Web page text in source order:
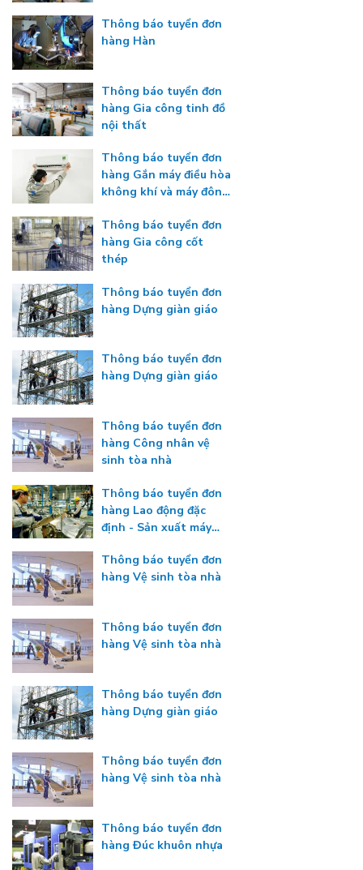
Thông báo tuyển đơn
hàng Hàn
Thông báo tuyển đơn
hàng Gia công tinh đồ
nội thất
Thông báo tuyển đơn
hàng Gắn máy điều hòa
không khí và máy đông
Thông báo tuyển đơn
hàng Gia công cốt
thép
Thông báo tuyển đơn
hàng Dựng giàn giáo
Thông báo tuyển đơn
hàng Dựng giàn giáo
Thông báo tuyển đơn
hàng Công nhân vệ
sinh tòa nhà
Thông báo tuyển đơn
hàng Lao động đặc
định - Sản xuất máy
Thông báo tuyển đơn
hàng Vệ sinh tòa nhà
Thông báo tuyển đơn
hàng Vệ sinh tòa nhà
Thông báo tuyển đơn
hàng Dựng giàn giáo
Thông báo tuyển đơn
hàng Vệ sinh tòa nhà
Thông báo tuyển đơn
hàng Đúc khuôn nhựa